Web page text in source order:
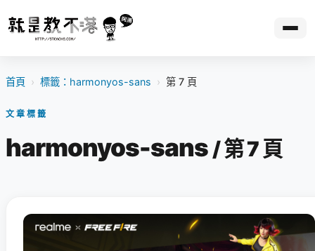
首頁 › 標籤：harmonyos-sans › 第 7 頁
文章標籤
harmonyos-sans / 第 7 頁